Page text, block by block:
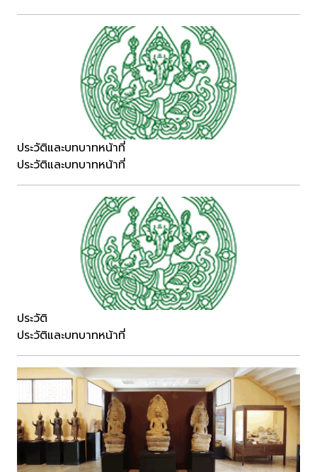
ประวัติและบทบาทหน้าที่
ประวัติและบทบาทหน้าที่
ประวัติ
ประวัติและบทบาทหน้าที่